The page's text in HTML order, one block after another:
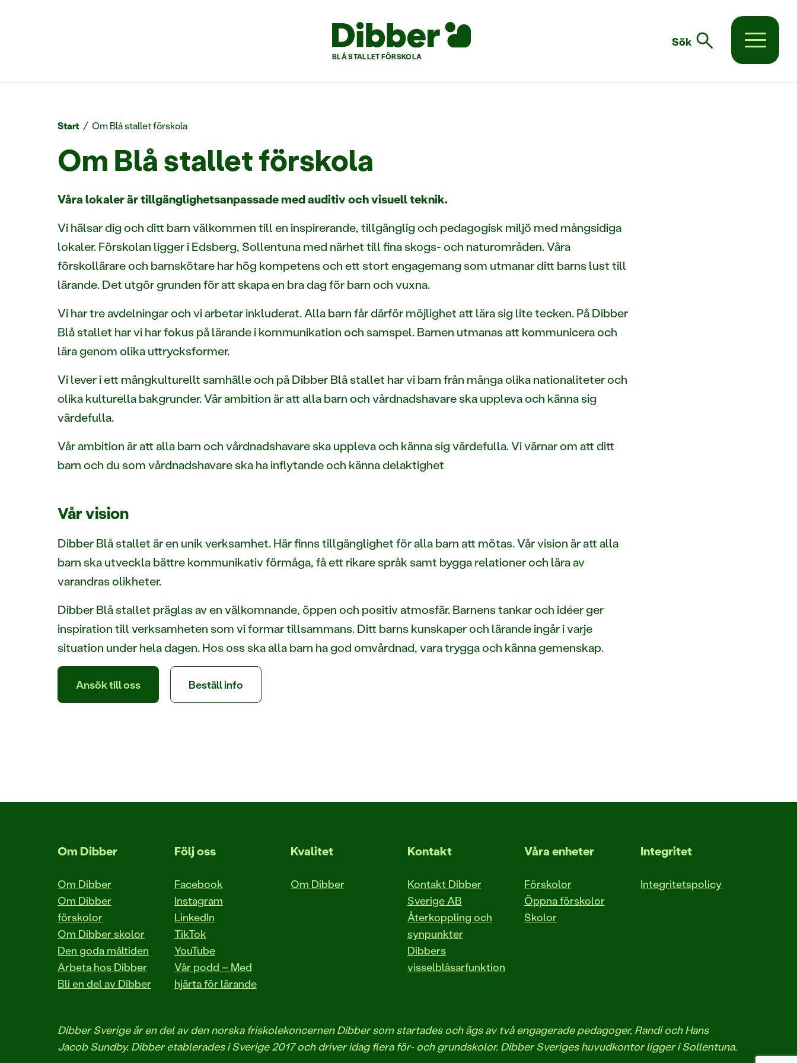
BLÅ STALLET FÖRSKOLA
Sök search
Start / Om Blå stallet förskola
Om Blå stallet förskola
Våra lokaler är tillgänglighetsanpassade med auditiv och visuell teknik.
Vi hälsar dig och ditt barn välkommen till en inspirerande, tillgänglig och pedagogisk miljö med mångsidiga
lokaler. Förskolan ligger i Edsberg, Sollentuna med närhet till fina skogs- och naturområden. Våra
förskollärare och barnskötare har hög kompetens och ett stort engagemang som utmanar ditt barns lust till
lärande. Det utgör grunden för att skapa en bra dag för barn och vuxna.
Vi har tre avdelningar och vi arbetar inkluderat. Alla barn får därför möjlighet att lära sig lite tecken. På Dibber
Blå stallet har vi har fokus på lärande i kommunikation och samspel. Barnen utmanas att kommunicera och
lära genom olika uttrycksformer.
Vi lever i ett mångkulturellt samhälle och på Dibber Blå stallet har vi barn från många olika nationaliteter och
olika kulturella bakgrunder. Vår ambition är att alla barn och vårdnadshavare ska uppleva och känna sig
värdefulla.
Vår ambition är att alla barn och vårdnadshavare ska uppleva och känna sig värdefulla. Vi värnar om att ditt
barn och du som vårdnadshavare ska ha inflytande och känna delaktighet
Vår vision
Dibber Blå stallet är en unik verksamhet. Här finns tillgänglighet för alla barn att mötas. Vår vision är att alla
barn ska utveckla bättre kommunikativ förmåga, få ett rikare språk samt bygga relationer och lära av
varandras olikheter.
Dibber Blå stallet präglas av en välkomnande, öppen och positiv atmosfär. Barnens tankar och idéer ger
inspiration till verksamheten som vi formar tillsammans. Ditt barns kunskaper och lärande ingår i varje
situation under hela dagen. Hos oss ska alla barn ha god omvårdnad, vara trygga och känna gemenskap.
Ansök till oss Beställ info
Om Dibber
Om Dibber
Om Dibber
förskolor
Om Dibber skolor
Den goda måltiden
Arbeta hos Dibber
Bli en del av Dibber
Följ oss
Facebook
Instagram
LinkedIn
TikTok
YouTube
Vår podd – Med
hjärta för lärande
Kvalitet
Om Dibber
Kontakt
Kontakt Dibber
Sverige AB
Återkoppling och
synpunkter
Dibbers
visselblåsarfunktion
Våra enheter
Förskolor
Öppna förskolor
Skolor
Integritet
Integritetspolicy
Dibber Sverige är en del av den norska friskolekoncernen Dibber som startades och ägs av två engagerade pedagoger, Randi och Hans
Jacob Sundby. Dibber etablerades i Sverige 2017 och driver idag flera för- och grundskolor. Dibber Sveriges huvudkontor ligger i Sollentuna.